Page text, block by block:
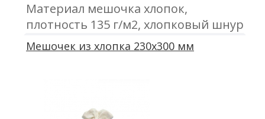
Материал мешочка хлопок,
плотность 135 г/м2, хлопковый шнур
3 мм, печать трафаретом
Мешочек из хлопка 230х300 мм